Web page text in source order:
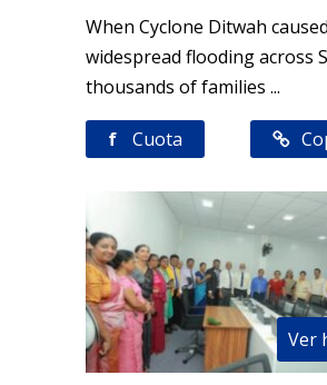
When Cyclone Ditwah caused
widespread flooding across
thousands of families ...
f Cuota
Ver